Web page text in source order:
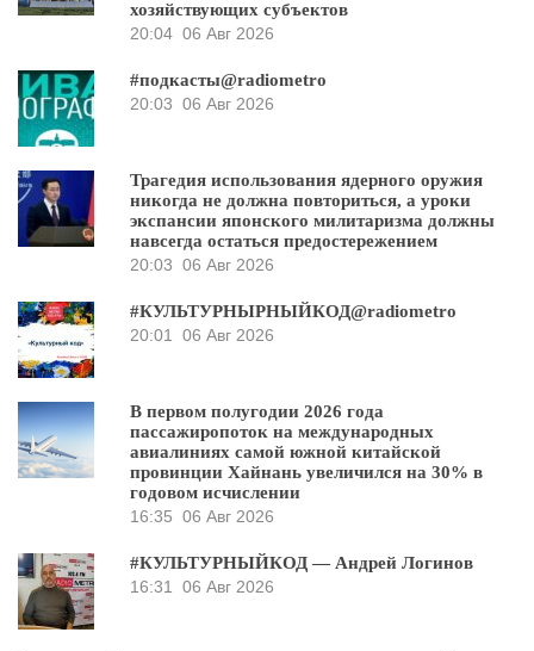
хозяйствующих субъектов
20:04 06 Авг 2026
#подкасты@radiometro
20:03 06 Авг 2026
Трагедия использования ядерного оружия
никогда не должна повториться, а уроки
экспансии японского милитаризма должны
навсегда остаться предостережением
20:03 06 Авг 2026
#КУЛЬТУРНЫРНЫЙКОД@radiometro
20:01
06 Авг 2026
В первом полугодии 2026 года
пассажиропоток на международных
авиалиниях самой южной китайской
провинции Хайнань увеличился на 30% в
годовом исчислении
16:35 06 Авг 2026
#КУЛЬТУРНЫЙКОД — Андрей Логинов
16:31
06 Авг 2026